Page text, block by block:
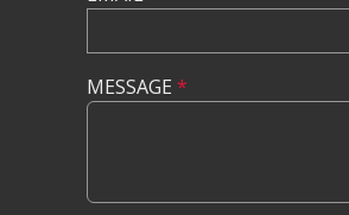
MESSAGE *